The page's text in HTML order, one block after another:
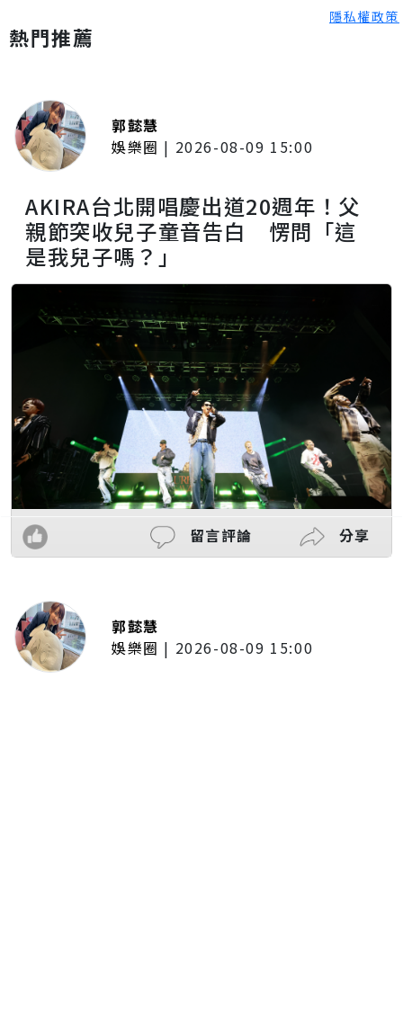
隱私權政策
熱門推薦
郭懿慧
娛樂圈 | 2026-08-09 15:00
AKIRA台北開唱慶出道20週年！父
親節突收兒子童音告白 愣問「這
是我兒子嗎？」
留言評論 分享
郭懿慧
娛樂圈 | 2026-08-09 15:00